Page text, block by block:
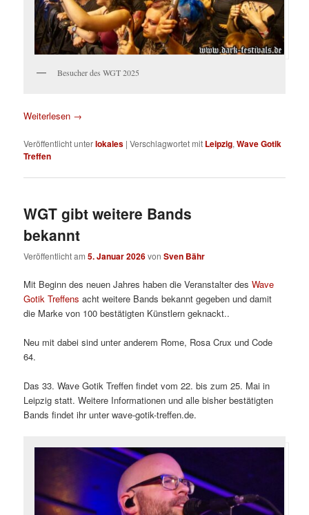
Besucher des WGT 2025
Weiterlesen →
Veröffentlicht unterlokales |Verschlagwortet mit Leipzig,Wave Gotik
Treffen
WGT gibt weitere Bands
bekannt
Veröffentlicht am5. Januar 2026vonSven Bähr
Mit Beginn des neuen Jahres haben die Veranstalter desWave
Gotik Treffens acht weitere Bands bekannt gegeben und damit
die Marke von 100 bestätigten Künstlern geknackt..
Neu mit dabei sind unter anderem Rome, Rosa Crux und Code
64.
Das 33. Wave Gotik Treffen findet vom 22. bis zum 25. Mai in
Leipzig statt. Weitere Informationen und alle bisher bestätigten
Bands findet ihr unter wave-gotik-treffen.de.